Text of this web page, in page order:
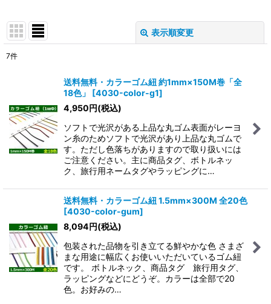
表示順変更
並び順:
絞り込む
7件
送料無料・カラーゴム紐 約1mm×150M巻「全
18色」
[4030-color-g1]
4,950円(税込)
ソフトで光沢がある上品な丸ゴム表面がレーヨ
ン糸のためソフトで光沢があり上品な丸ゴムで
す。ただし色落ちがありますので取り扱いには
ご注意ください。主に商品タグ、ボトルネッ
ク、旅行用ネームタグやラッピングに…
送料無料・カラーゴム紐 1.5mm×300M 全20色
[4030-color-gum]
8,094円(税込)
包装された品物を引き立てる鮮やかな色 さまざ
まな用途に幅広くお使いいただいているゴム紐
です。 ボトルネック、商品タグ 旅行用タグ、
ラッピングなどにどうぞ。カラーは全部で20
色。お好みの…